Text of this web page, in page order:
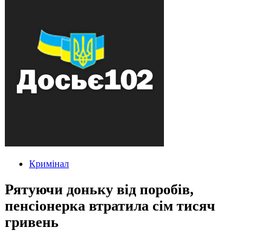
Кримінал
Рятуючи доньку від поробів,
пенсіонерка втратила сім тисяч
гривень